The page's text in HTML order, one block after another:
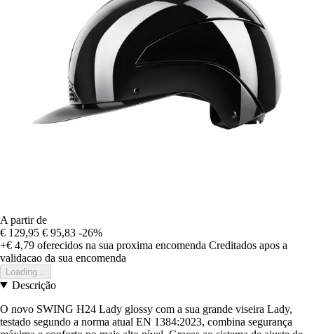
A partir de
€ 129,95 € 95,83 -26%
+€ 4,79 oferecidos na sua proxima encomenda Creditados apos a
validacao da sua encomenda
Loading...
Descrição
O novo SWING H24 Lady glossy com a sua grande viseira Lady,
testado segundo a norma atual EN 1384:2023, combina segurança